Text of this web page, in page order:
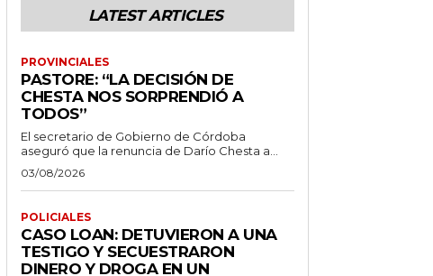
LATEST ARTICLES
PROVINCIALES
PASTORE: “LA DECISIÓN DE
CHESTA NOS SORPRENDIÓ A
TODOS”
El secretario de Gobierno de Córdoba
aseguró que la renuncia de Darío Chesta a...
03/08/2026
POLICIALES
CASO LOAN: DETUVIERON A UNA
TESTIGO Y SECUESTRARON
DINERO Y DROGA EN UN